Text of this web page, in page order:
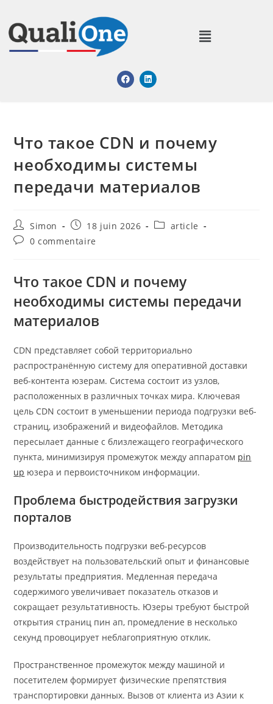
Что такое CDN и почему
необходимы системы
передачи материалов
Simon 18 juin 2026
article
0 commentaire
Что такое CDN и почему
необходимы системы передачи
материалов
CDN представляет собой территориально
распространённую систему для оперативной доставки
веб-контента юзерам. Система состоит из узлов,
расположенных в различных точках мира. Ключевая
цель CDN состоит в уменьшении периода подгрузки веб-
страниц, изображений и видеофайлов. Методика
пересылает данные с близлежащего географического
пункта, минимизируя промежуток между аппаратом pin
up юзера и первоисточником информации.
Проблема быстродействия загрузки
порталов
Производительность подгрузки веб-ресурсов
воздействует на пользовательский опыт и финансовые
результаты предприятия. Медленная передача
содержимого увеличивает показатель отказов и
сокращает результативность. Юзеры требуют быстрой
открытия страниц пин ап, промедление в несколько
секунд провоцирует неблагоприятную отклик.
Пространственное промежуток между машиной и
посетителем формирует физические препятствия
транспортировки данных. Вызов от клиента из Азии к